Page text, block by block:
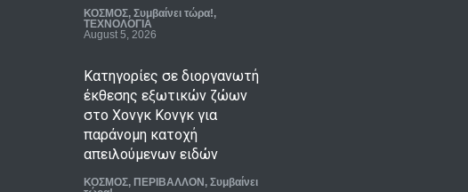
ΚΟΣΜΟΣ, Συμβαίνει τώρα!,
ΤΕΧΝΟΛΟΓΙΑ
August 5, 2026
Κατηγορίες σε διοργανωτή
έκθεσης εξωτικών ζώων
στο Χονγκ Κονγκ για
παράνομη κατοχή
απειλούμενων ειδών
ΚΟΣΜΟΣ, ΠΕΡΙΒΑΛΛΟΝ , Συμβαίνει